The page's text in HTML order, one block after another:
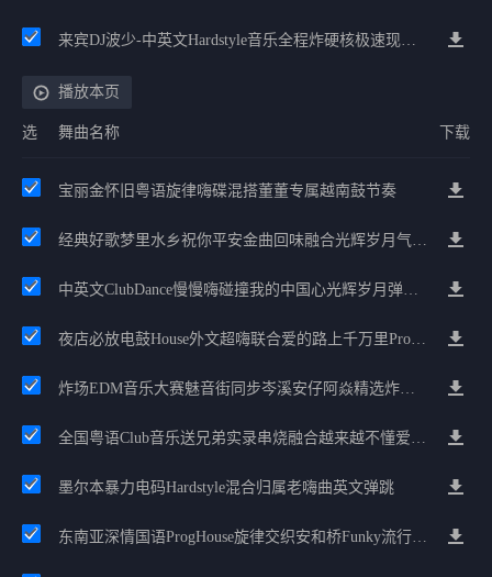
来宾DJ波少-中英文Hardstyle音乐全程炸硬核极速现场舞曲串烧
播放本页
选 舞曲名称 下载
宝丽金怀旧粤语旋律嗨碟混搭董董专属越南鼓节奏
经典好歌梦里水乡祝你平安金曲回味融合光辉岁月气氛中文兄弟串烧
中英文ClubDance慢慢嗨碰撞我的中国心光辉岁月弹鼓车载
夜店必放电鼓House外文超嗨联合爱的路上千万里Prog包房漫步上头
炸场EDM音乐大赛魅音街同步岑溪安仔阿焱精选炸场歌路串烧
全国粤语Club音乐送兄弟实录串烧融合越来越不懂爱的哲学遗憾专辑
墨尔本暴力电码Hardstyle混合归属老嗨曲英文弹跳
东南亚深情国语ProgHouse旋律交织安和桥Funky流行情怀串烧